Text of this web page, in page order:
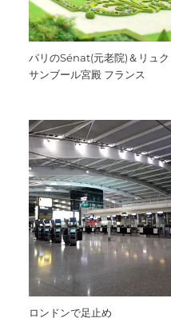
パリのSénat(元老院)＆リュク
サンブール宮殿 フランス
ロンドンで足止め